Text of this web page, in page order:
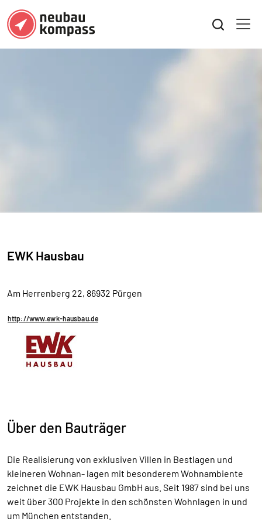
EWK Hausbau
Am Herrenberg 22, 86932 Pürgen
http://www.ewk-hausbau.de
Über den Bauträger
Die Realisierung von exklusiven Villen in Bestlagen und
kleineren Wohnan- lagen mit besonderem Wohnambiente
zeichnet die EWK Hausbau GmbH aus. Seit 1987 sind bei uns
weit über 300 Projekte in den schönsten Wohnlagen in und
um München entstanden.